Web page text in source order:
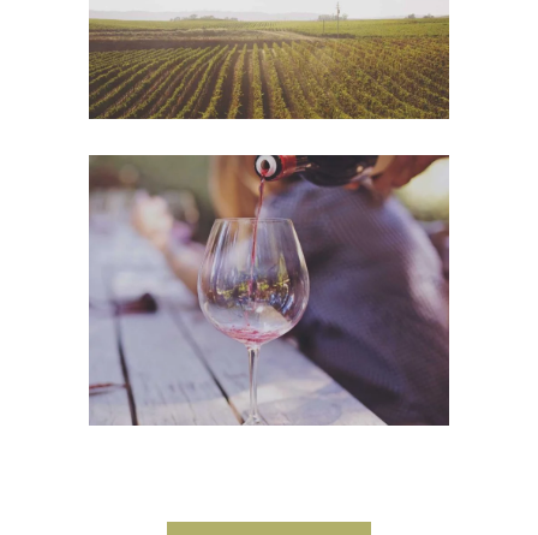
Wineyards
Photography